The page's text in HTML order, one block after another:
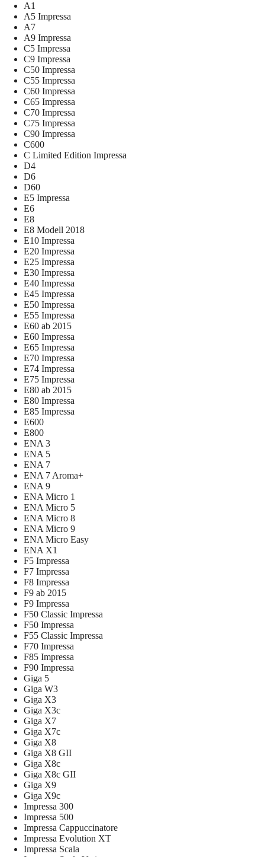
A1
A5 Impressa
A7
A9 Impressa
C5 Impressa
C9 Impressa
C50 Impressa
C55 Impressa
C60 Impressa
C65 Impressa
C70 Impressa
C75 Impressa
C90 Impressa
C600
C Limited Edition Impressa
D4
D6
D60
E5 Impressa
E6
E8
E8 Modell 2018
E10 Impressa
E20 Impressa
E25 Impressa
E30 Impressa
E40 Impressa
E45 Impressa
E50 Impressa
E55 Impressa
E60 ab 2015
E60 Impressa
E65 Impressa
E70 Impressa
E74 Impressa
E75 Impressa
E80 ab 2015
E80 Impressa
E85 Impressa
E600
E800
ENA 3
ENA 5
ENA 7
ENA 7 Aroma+
ENA 9
ENA Micro 1
ENA Micro 5
ENA Micro 8
ENA Micro 9
ENA Micro Easy
ENA X1
F5 Impressa
F7 Impressa
F8 Impressa
F9 ab 2015
F9 Impressa
F50 Classic Impressa
F50 Impressa
F55 Classic Impressa
F70 Impressa
F85 Impressa
F90 Impressa
Giga 5
Giga W3
Giga X3
Giga X3c
Giga X7
Giga X7c
Giga X8
Giga X8 GII
Giga X8c
Giga X8c GII
Giga X9
Giga X9c
Impressa 300
Impressa 500
Impressa Cappuccinatore
Impressa Evolution XT
Impressa Scala